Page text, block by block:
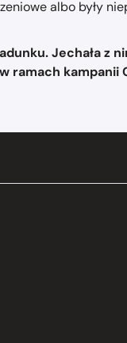
albo były
Jechała z
ramach kampanii